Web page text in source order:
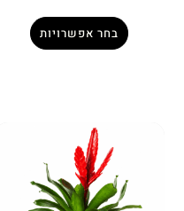
בחר אפשרויות